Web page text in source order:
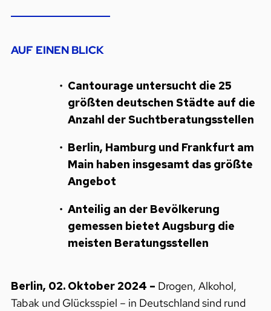
AUF EINEN BLICK
Cantourage untersucht die 25
größten deutschen Städte auf die
Anzahl der Suchtberatungsstellen
Berlin, Hamburg und Frankfurt am
Main haben insgesamt das größte
Angebot
Anteilig an der Bevölkerung
gemessen bietet Augsburg die
meisten Beratungsstellen
Berlin, 02. Oktober 2024 – Drogen, Alkohol,
Tabak und Glücksspiel – in Deutschland sind rund